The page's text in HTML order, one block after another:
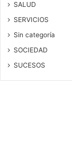
SALUD
SERVICIOS
Sin categoría
SOCIEDAD
SUCESOS